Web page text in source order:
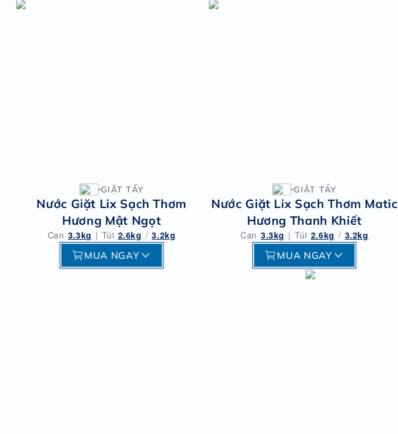
GIẶT TẨY
Nước Giặt Lix Sạch Thơm
Hương Mật Ngọt
Can 3.3kg | Túi 2.6kg / 3.2kg
MUA NGAY
GIẶT TẨY
Nước Giặt Lix Sạch Thơm Matic
Hương Thanh Khiết
Can 3.3kg | Túi 2.6kg / 3.2kg
MUA NGAY